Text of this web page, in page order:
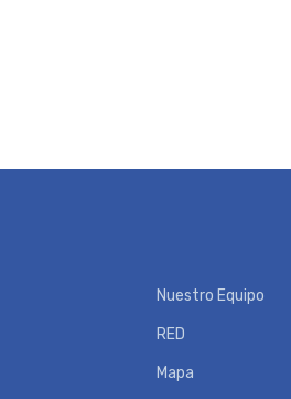
Nuestro Equipo
RED
Mapa